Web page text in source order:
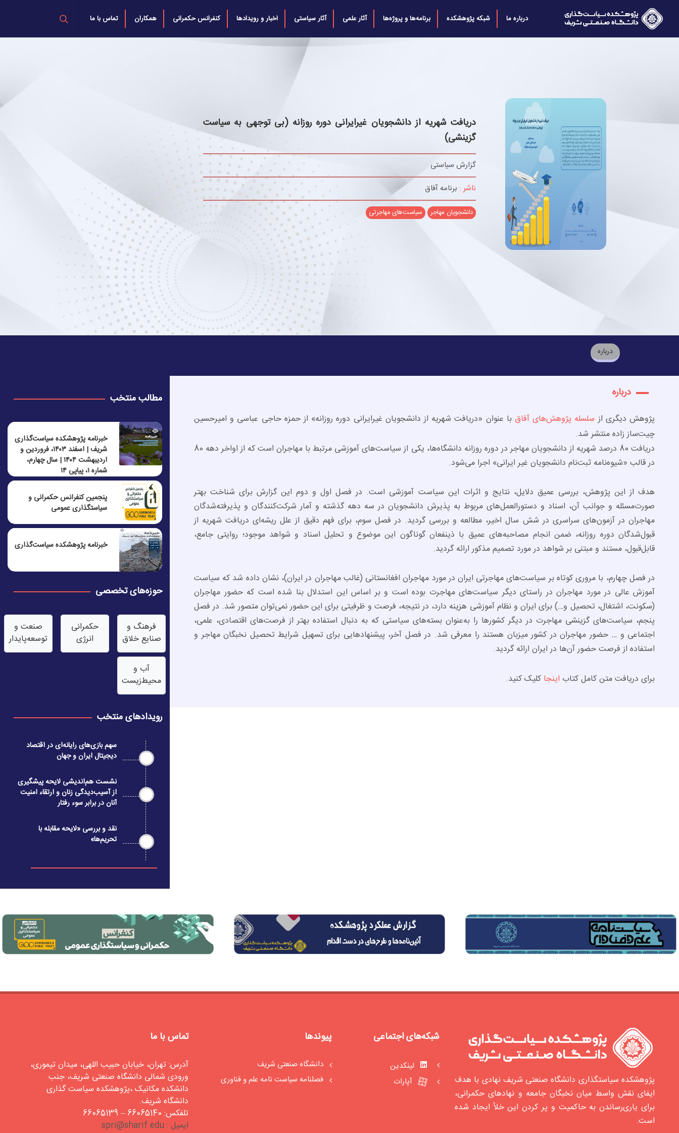
درباره ما شبکه پژوهشکده برنامه‌ها و پروژه‌ها آثار علمی آثار سیاستی اخبار و رویدادها کنفرانس حکمرانی همکاران تماس با ما
دریافت شهریه از دانشجویان غیرایرانی دوره روزانه (بی توجهی به سیاست
گزینشی)
گزارش سیاستی
ناشر : برنامه آفاق
دانشجویان مهاجر سیاست‌های مهاجرتی
درباره
درباره
پژوهش دیگری از سلسله پژوهش‌های آفاق با عنوان «دریافت شهریه از دانشجویان غیرایرانی دوره روزانه» از حمزه حاجی عباسی و امیرحسین
چیت‌ساز زاده منتشر شد.
دریافت 80 درصد شهریه از دانشجویان مهاجر در دوره روزانه دانشگاه‌ها، یکی از سیاست‌های آموزشی مرتبط با مهاجران است که از اواخر دهه 80
در قالب «شیوه‌نامه ثبت‌نام دانشجویان غیر ایرانی» اجرا می‌شود.
هدف از این پژوهش، بررسی عمیق دلایل، نتایج و اثرات این سیاست آموزشی است. در فصل اول و دوم این گزارش برای شناخت بهتر
صورت‌مسئله و جوانب آن، اسناد و دستورالعمل‌های مربوط به پذیرش دانشجویان در سه دهه گذشته و آمار شرکت‌کنندگان و پذیرفته‌شدگان
مهاجران در آزمون‌های سراسری در شش سال اخیر، مطالعه و بررسی گردید. در فصل سوم، برای فهم دقیق از علل ریشه‌ای دریافت شهریه از
قبول‌شدگان دوره روزانه، ضمن انجام مصاحبه‌های عمیق با ذینفعان گوناگون این موضوع و تحلیل اسناد و شواهد موجود؛ روایتی جامع،
قابل‌قبول، مستند و مبتنی بر شواهد در مورد تصمیم مذکور ارائه گردید.
در فصل چهارم، با مروری کوتاه بر سیاست‌های مهاجرتی ایران در مورد مهاجران افغانستانی (غالب مهاجران در ایران)، نشان داده شد که سیاست
آموزش عالی در مورد مهاجران در راستای دیگر سیاست‌های مهاجرت بوده است و بر اساس این استدلال بنا شده است که حضور مهاجران
(سکونت، اشتغال، تحصیل و…) برای ایران و نظام آموزشی هزینه دارد، در نتیجه، فرصت و ظرفیتی برای این حضور نمی‌توان متصور شد. در فصل
پنجم، سیاست‌های گزینشی مهاجرت در دیگر کشورها را به‌عنوان بسته‌های سیاستی که به دنبال استفاده بهتر از فرصت‌های اقتصادی، علمی،
اجتماعی و … حضور مهاجران در کشور میزبان هستند را معرفی شد. در فصل آخر، پیشنهادهایی برای تسهیل شرایط تحصیل نخبگان مهاجر و
استفاده از فرصت حضور آن‌ها در ایران ارائه گردید.
برای دریافت متن کامل کتاب اینجا کلیک کنید.
مطالب منتخب
خبرنامه پژوهشکده سیاست‌گذاری
شریف | اسفند ۱۴۰۳، فروردین و
اردیبهشت ۱۴۰۴ | سال چهارم،
شماره ۱، پیاپی ۱۴
پنجمين كنفرانس حكمرانی و
سياستگذاری عمومی
خبرنامه پژوهشکده سیاست‌گذاری
حوزه‌های تخصصی
فرهنگ و
صنایع خلاق
حکمرانی
انرژی
صنعت‌ و
توسعه‌پایدار
آب‌ و
محیط‌زیست
رویدادهای منتخب
سهم بازی‌های رایانه‌ای در اقتصاد
دیجیتال ایران و جهان
نشست هم‌اندیشی لایحه پیشگیری
از آسیب‌دیدگی زنان و ارتقاء امنیت
آنان در برابر سوء رفتار
نقد و بررسی «لایحه مقابله با
تحریم‌ها»
پژوهشکده سیاستگذاری دانشگاه صنعتی شریف نهادی با هدف
ایفای نقش واسط میان نخبگان جامعه و نهادهای حکمرانی،
برای یاری‌رساندن به حاکمیت و پر کردن این خلأ ایجاد شده‌
است.
شبکه‌های اجتماعی
لینکدین
آپارات
پیوندها
دانشگاه صنعتی شریف
فصلنامه سیاست‏ نامه علم و فناوری
تماس با ما
آدرس: تهران، خیابان حبیب اللهی، میدان تیموری،
ورودی شمالی دانشگاه صنعتی شریف، جنب
دانشکده مکانیک ،پژوهشکده سیاست گذاری
دانشگاه شریف.
تلفکس: 66065140 – 66065139
ایمیل : spri@sharif.edu